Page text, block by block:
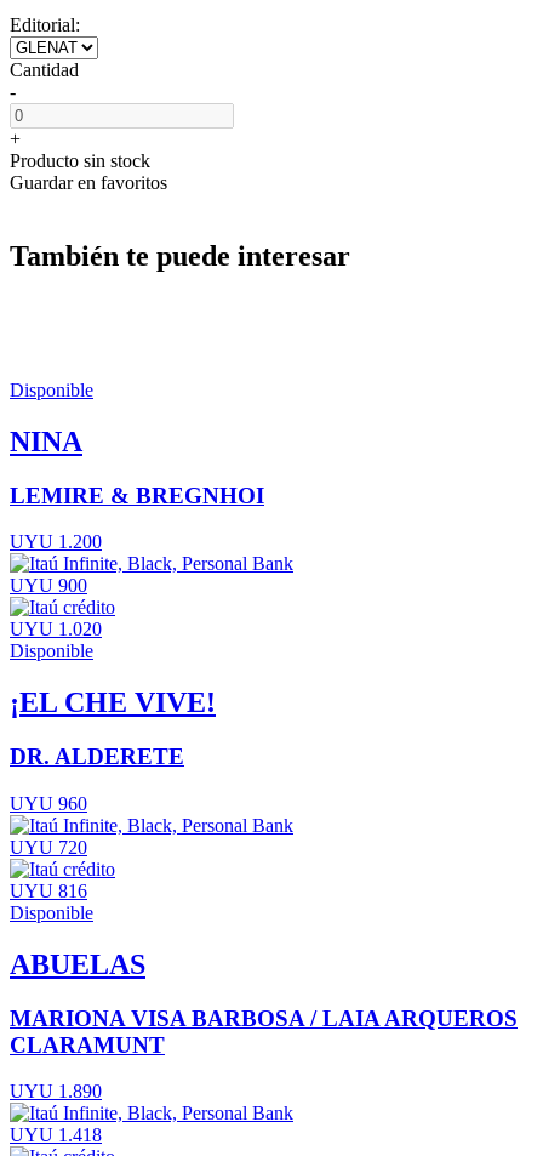
Editorial:
Cantidad
-
+
Producto sin stock
Guardar en favoritos
También te puede interesar
Disponible
NINA
LEMIRE & BREGNHOI
UYU 1.200
UYU 900
UYU 1.020
Disponible
¡EL CHE VIVE!
DR. ALDERETE
UYU 960
UYU 720
UYU 816
Disponible
ABUELAS
MARIONA VISA BARBOSA / LAIA ARQUEROS
CLARAMUNT
UYU 1.890
UYU 1.418